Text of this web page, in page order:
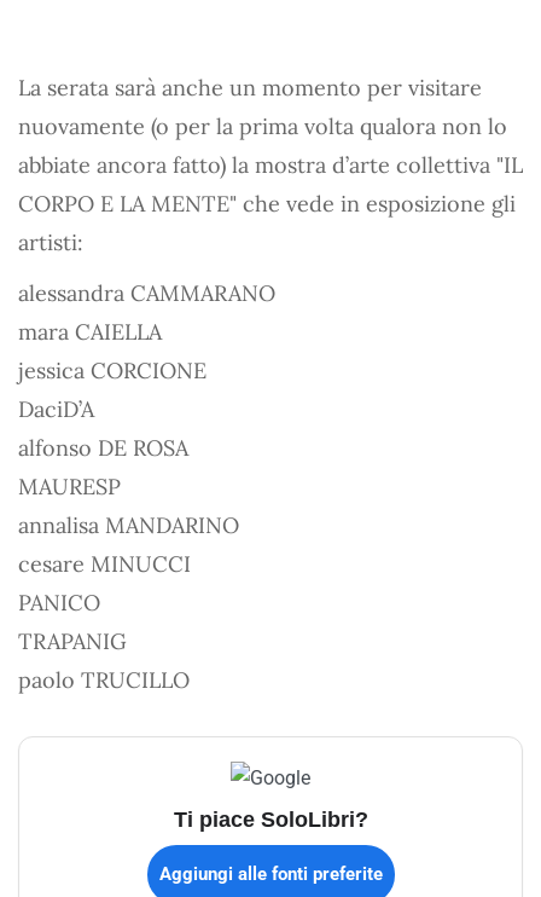
La serata sarà anche un momento per visitare
nuovamente (o per la prima volta qualora non lo
abbiate ancora fatto) la mostra d’arte collettiva "IL
CORPO E LA MENTE" che vede in esposizione gli
artisti:
alessandra CAMMARANO
mara CAIELLA
jessica CORCIONE
DaciD’A
alfonso DE ROSA
MAURESP
annalisa MANDARINO
cesare MINUCCI
PANICO
TRAPANIG
paolo TRUCILLO
Ti piace SoloLibri?
Aggiungi alle fonti preferite